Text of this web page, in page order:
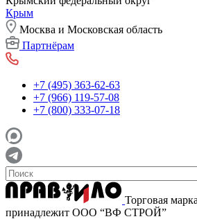
Крым
Москва и Московская область
Партнёрам
+7 (495) 363-62-63
+7 (966) 119-57-08
+7 (800) 333-07-18
Торговая
принадлежит ООО “ВФ СТРОЙ”